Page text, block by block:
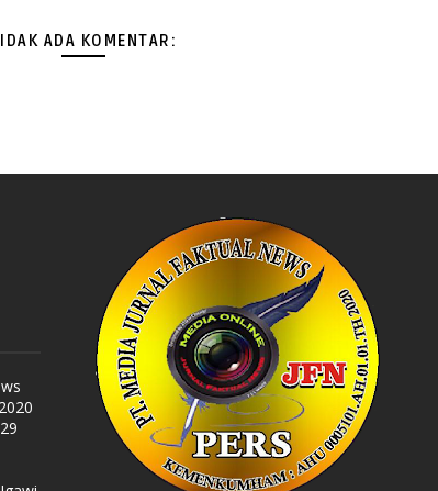
ADA KOMENTAR: